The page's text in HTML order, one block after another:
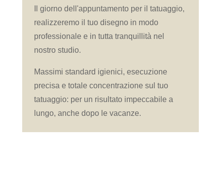
Il giorno dell'appuntamento per il tatuaggio,
realizzeremo il tuo disegno in modo
professionale e in tutta tranquillità nel
nostro studio.
Massimi standard igienici, esecuzione
precisa e totale concentrazione sul tuo
tatuaggio: per un risultato impeccabile a
lungo, anche dopo le vacanze.